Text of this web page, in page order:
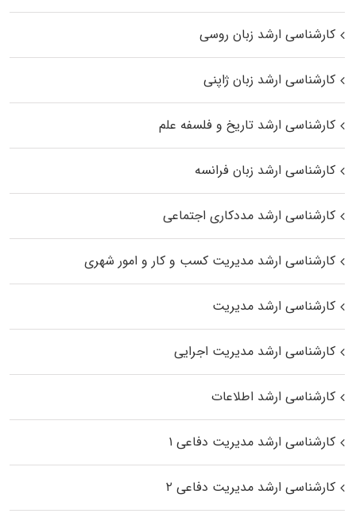
کارشناسی ارشد زبان روسی
کارشناسی ارشد زبان ژاپنی
کارشناسی ارشد تاریخ و فلسفه علم
کارشناسی ارشد زبان فرانسه
کارشناسی ارشد مددکاری اجتماعی
کارشناسی ارشد مدیریت کسب و کار و امور شهری
کارشناسی ارشد مدیریت
کارشناسی ارشد مدیریت اجرایی
کارشناسی ارشد اطلاعات
کارشناسی ارشد مدیریت دفاعی ۱
کارشناسی ارشد مدیریت دفاعی ۲